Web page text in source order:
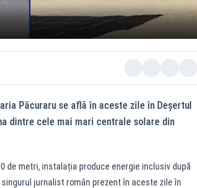
Păcuraru se află în aceste zile în Deșertul
dintre cele mai mari centrale solare din
de metri, instalația produce energie inclusiv după
jurnalist român prezent în aceste zile în